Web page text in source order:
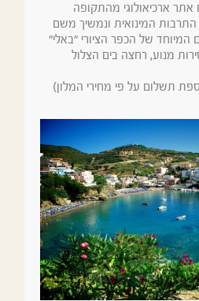
אתר ארכיאולוגי מהתקופה
המינואית ונמשיך משם
המיוחד של הכפר הציורי "באלי"
מנוע, רחצה בים הצלול
תשלום על פי מחירי המלון)